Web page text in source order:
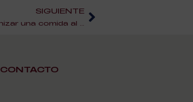
SIGUIENTE
CONTACTO